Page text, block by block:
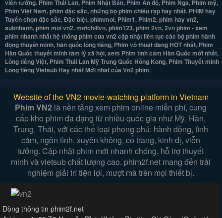
viễn tưỡng. Phim Thái Lan, Phim Nhật Bản, Phim Ấn độ, Phim Nga, Phim mỹ,
Phim Việt Nam, phim đặc sắc, những bộ phim chiếu rạp hay nhất. PHIM hay
Tuyển chọn đặc sắc, Đặc biệt, phimmoi, Phim1, Phim2, phim hay vn2,
subnhanh, phim moi vn2, motchillvn, phim123, phim 2vn, 2vn phim - xem
phim nhanh nhất hệ thống phim của vn2 cập nhật liên tục các bộ phim hành
động thuyết minh, hàn quốc lồng tiếng, Phim võ thuật đang HOT nhất, Phim
Hàn Quốc thuyết minh tâm lý xã hội, xem Phim tình cảm Hàn Quốc mới nhất,
Lồng tiếng Việt, Phim Thái Lan Mỹ Trung Quốc Hồng Kong, Phim Thuyết minh
Lồng tiếng Vietsub Hay nhất Mới nhât của Vn2 phim.
Website of the VN2 movie-watching platform in Vietnam
Phim VN2 là nền tảng xem phim online miễn phí, cung
cấp kho phim đa dạng từ nhiều quốc gia như Mỹ, Hàn,
Trung, Thái, với các thể loại phong phú: hành động, tình
cảm, ngôn tình, xuyên không, cổ trang, kinh dị, viễn
tưởng. Cập nhật phim mới nhanh chóng, hỗ trợ thuyết
minh và vietsub chất lượng cao, phim2f.net mang đến trải
nghiệm giải trí tiện lợi, mượt mà trên mọi thiết bị.
Dòng thông tin phim2f.net